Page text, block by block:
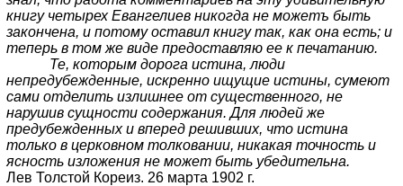
книгу четырех Евангелиев никогда не можетъ быть
закончена, и потому оставил книгу так, как она есть; и
теперь в том же виде предоставляю ее к печатанию.
Те, которым дорога истина, люди
непредубежденные, искренно ищущие истины, сумеют
сами отделить излишнее от существенного, не
нарушив сущности содержания. Для людей же
предубежденных и вперед решивших, что истина
только в церковном толковании, никакая точность и
ясность изложения не может быть убедительна.
Лев Толстой Кореиз. 26 марта 1902 г.